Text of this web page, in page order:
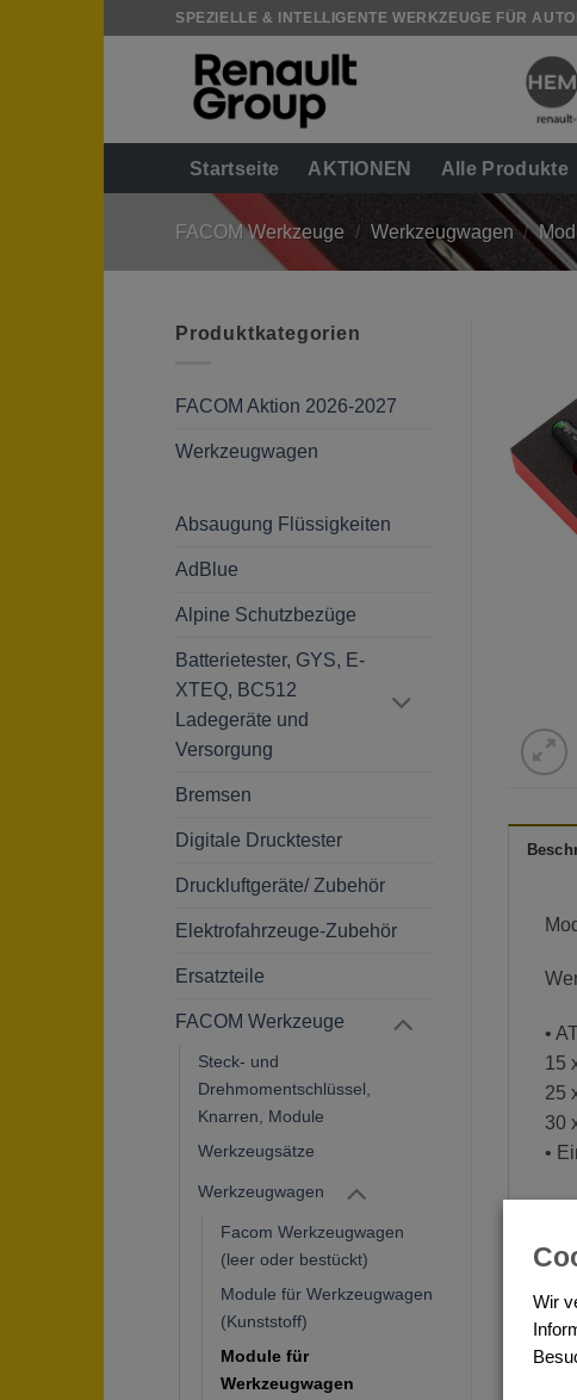
SPEZIELLE & INTELLIGENTE WERKZEUGE FÜR
Startseite AKTIONEN Alle Produkte
FACOM Werkzeuge / Werkzeugwagen /
Produktkategorien
FACOM Aktion 2026-2027
Werkzeugwagen
Absaugung Flüssigkeiten
AdBlue
Alpine Schutzbezüge
Batterietester, GYS, E-
XTEQ, BC512
Ladegeräte und
Versorgung
Bremsen
Digitale Drucktester
Druckluftgeräte/ Zubehör
Elektrofahrzeuge-Zubehör
Ersatzteile
FACOM Werkzeuge
Steck- und
Drehmomentschlüssel,
Knarren, Module
Werkzeugsätze
Werkzeugwagen
Facom Werkzeugwagen
(leer oder bestückt)
Module für Werkzeugwagen
(Kunststoff)
Module für
Werkzeugwagen
•
15
25
30
•
Wir